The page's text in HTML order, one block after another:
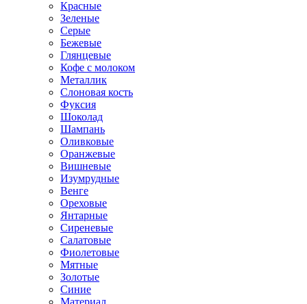
Красные
Зеленые
Серые
Бежевые
Глянцевые
Кофе с молоком
Металлик
Слоновая кость
Фуксия
Шоколад
Шампань
Оливковые
Оранжевые
Вишневые
Изумрудные
Венге
Ореховые
Янтарные
Сиреневые
Салатовые
Фиолетовые
Мятные
Золотые
Синие
Материал